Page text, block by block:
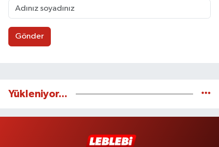
Gönder
Yükleniyor...